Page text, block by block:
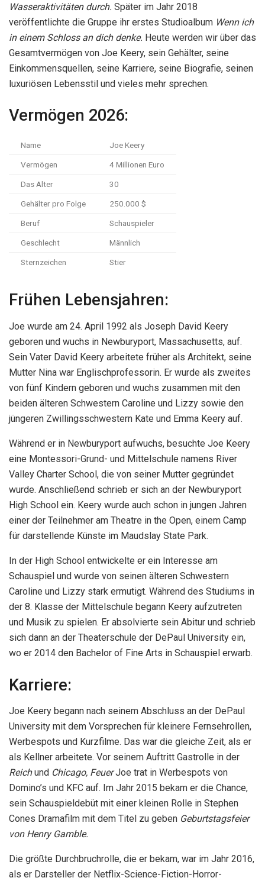
Wasseraktivitäten durch. Später im Jahr 2018
veröffentlichte die Gruppe ihr erstes Studioalbum Wenn ich
in einem Schloss an dich denke. Heute werden wir über das
Gesamtvermögen von Joe Keery, sein Gehälter, seine
Einkommensquellen, seine Karriere, seine Biografie, seinen
luxuriösen Lebensstil und vieles mehr sprechen.
Vermögen 2026:
Name Joe Keery
Vermögen 4 Millionen Euro
Das Alter 30
Gehälter pro Folge 250.000 $
Beruf Schauspieler
Geschlecht Männlich
Sternzeichen Stier
Frühen Lebensjahren:
Joe wurde am 24. April 1992 als Joseph David Keery
geboren und wuchs in Newburyport, Massachusetts, auf.
Sein Vater David Keery arbeitete früher als Architekt, seine
Mutter Nina war Englischprofessorin. Er wurde als zweites
von fünf Kindern geboren und wuchs zusammen mit den
beiden älteren Schwestern Caroline und Lizzy sowie den
jüngeren Zwillingsschwestern Kate und Emma Keery auf.
Während er in Newburyport aufwuchs, besuchte Joe Keery
eine Montessori-Grund- und Mittelschule namens River
Valley Charter School, die von seiner Mutter gegründet
wurde. Anschließend schrieb er sich an der Newburyport
High School ein. Keery wurde auch schon in jungen Jahren
einer der Teilnehmer am Theatre in the Open, einem Camp
für darstellende Künste im Maudslay State Park.
In der High School entwickelte er ein Interesse am
Schauspiel und wurde von seinen älteren Schwestern
Caroline und Lizzy stark ermutigt. Während des Studiums in
der 8. Klasse der Mittelschule begann Keery aufzutreten
und Musik zu spielen. Er absolvierte sein Abitur und schrieb
sich dann an der Theaterschule der DePaul University ein,
wo er 2014 den Bachelor of Fine Arts in Schauspiel erwarb.
Karriere:
Joe Keery begann nach seinem Abschluss an der DePaul
University mit dem Vorsprechen für kleinere Fernsehrollen,
Werbespots und Kurzfilme. Das war die gleiche Zeit, als er
als Kellner arbeitete. Vor seinem Auftritt Gastrolle in der
Reichund Chicago, FeuerJoe trat in Werbespots von
Domino’s und KFC auf. Im Jahr 2015 bekam er die Chance,
sein Schauspieldebüt mit einer kleinen Rolle in Stephen
Cones Dramafilm mit dem Titel zu geben Geburtstagsfeier
von Henry Gamble.
Die größte Durchbruchrolle, die er bekam, war im Jahr 2016,
als er Darsteller der Netflix-Science-Fiction-Horror-